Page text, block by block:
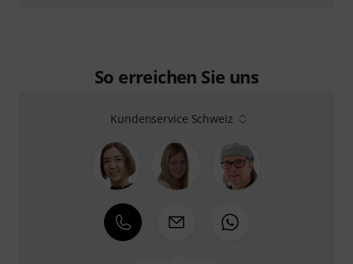
So erreichen Sie uns
Kundenservice Schweiz